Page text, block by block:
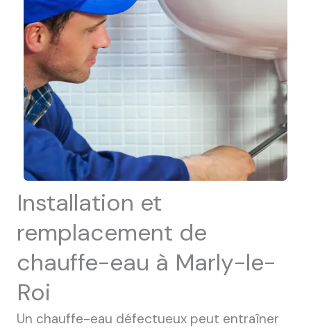
Installation et
remplacement de
chauffe-eau à Marly-le-
Roi
Un chauffe-eau défectueux peut entraîner